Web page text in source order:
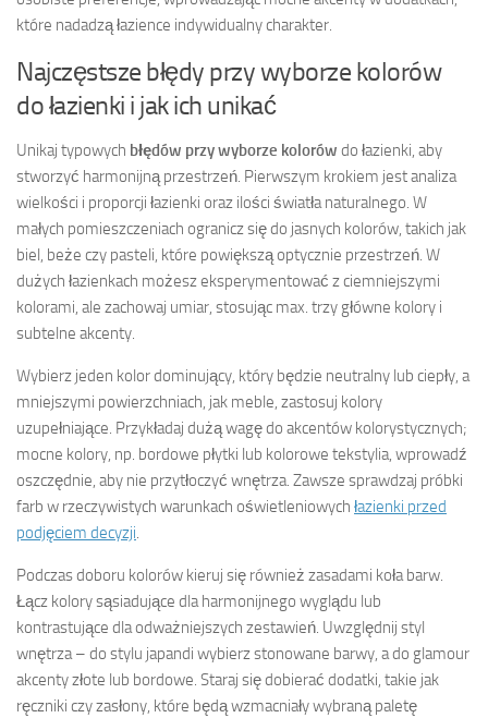
które nadadzą łazience indywidualny charakter.
Najczęstsze błędy przy wyborze kolorów
do łazienki i jak ich unikać
Unikaj typowych błędów przy wyborze kolorów do łazienki, aby
stworzyć harmonijną przestrzeń. Pierwszym krokiem jest analiza
wielkości i proporcji łazienki oraz ilości światła naturalnego. W
małych pomieszczeniach ogranicz się do jasnych kolorów, takich jak
biel, beże czy pasteli, które powiększą optycznie przestrzeń. W
dużych łazienkach możesz eksperymentować z ciemniejszymi
kolorami, ale zachowaj umiar, stosując max. trzy główne kolory i
subtelne akcenty.
Wybierz jeden kolor dominujący, który będzie neutralny lub ciepły, a
mniejszymi powierzchniach, jak meble, zastosuj kolory
uzupełniające. Przykładaj dużą wagę do akcentów kolorystycznych;
mocne kolory, np. bordowe płytki lub kolorowe tekstylia, wprowadź
oszczędnie, aby nie przytłoczyć wnętrza. Zawsze sprawdzaj próbki
farb w rzeczywistych warunkach oświetleniowych łazienki przed
podjęciem decyzji.
Podczas doboru kolorów kieruj się również zasadami koła barw.
Łącz kolory sąsiadujące dla harmonijnego wyglądu lub
kontrastujące dla odważniejszych zestawień. Uwzględnij styl
wnętrza – do stylu japandi wybierz stonowane barwy, a do glamour
akcenty złote lub bordowe. Staraj się dobierać dodatki, takie jak
ręczniki czy zasłony, które będą wzmacniały wybraną paletę